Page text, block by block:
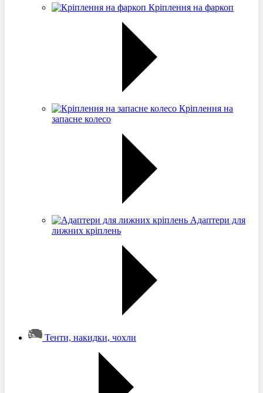
Кріплення на фаркоп
Кріплення на
запасне колесо
Адаптери для
лижних кріплень
Тенти, накидки, чохли